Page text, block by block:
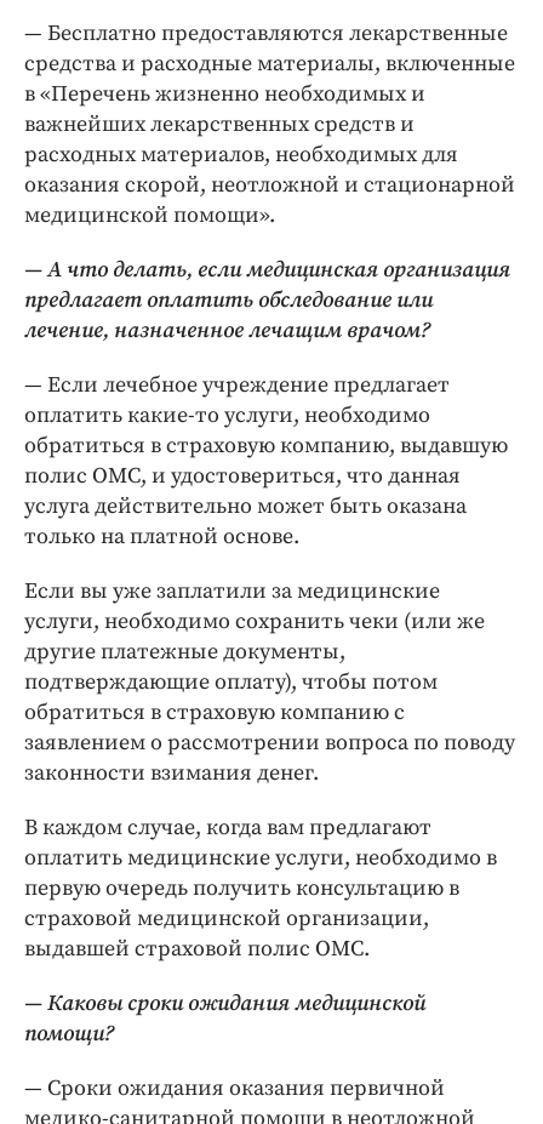
— Бесплатно предоставляются лекарственные
средства и расходные материалы, включенные
в «Перечень жизненно необходимых и
важнейших лекарственных средств и
расходных материалов, необходимых для
оказания скорой, неотложной и стационарной
медицинской помощи».
— А что делать, если медицинская организация
предлагает оплатить обследование или
лечение, назначенное лечащим врачом?
— Если лечебное учреждение предлагает
оплатить какие-­то услуги, необходимо
обратиться в страховую компанию, выдавшую
полис ОМС, и удостовериться, что данная
услуга действительно может быть оказана
только на платной основе.
Если вы уже заплатили за медицинские
услуги, необходимо сохранить чеки (или же
другие платежные документы,
подтверждающие оплату), чтобы потом
обратиться в страховую компанию с
заявлением о рассмотрении вопроса по поводу
законности взимания денег.
В каждом случае, когда вам предлагают
оплатить медицинские услуги, необходимо в
первую очередь получить консультацию в
страховой медицинской организации,
выдавшей страховой полис ОМС.
— Каковы сроки ожидания медицинской
помощи?
— Сроки ожидания оказания первичной